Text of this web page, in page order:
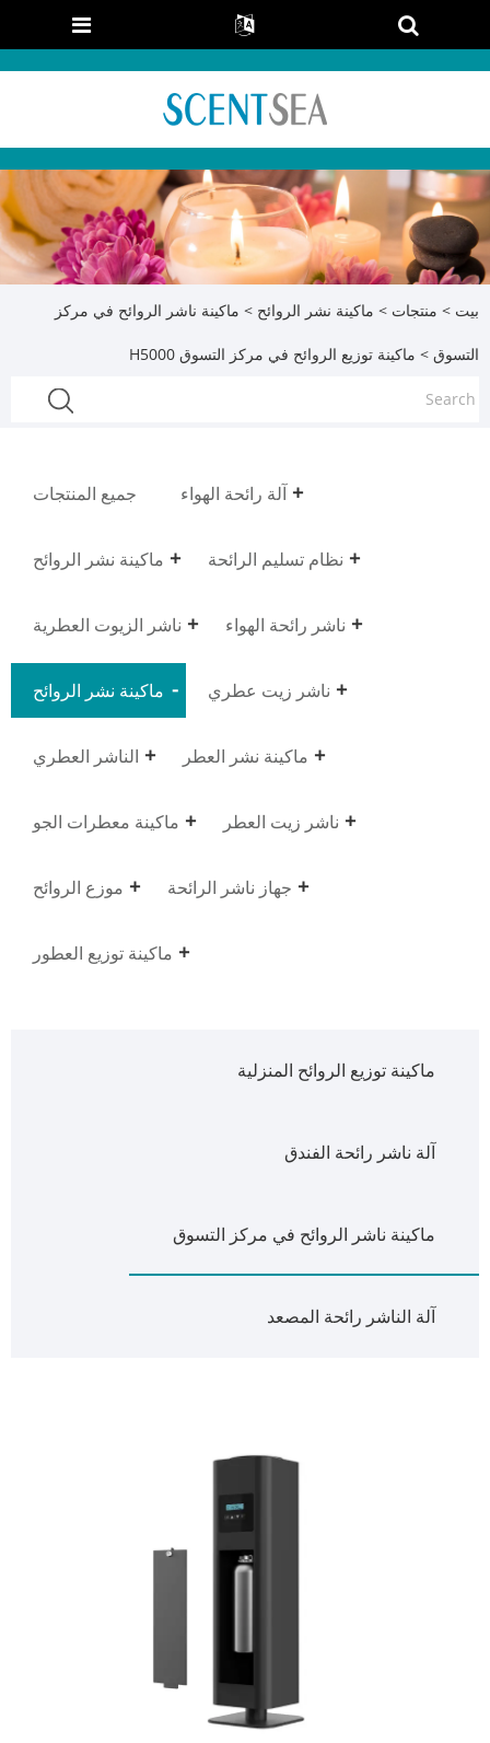
بيت > منتجات > ماكينة نشر الروائح > ماكينة ناشر الروائح في مركز
التسوق > ماكينة توزيع الروائح في مركز التسوق H5000
جميع المنتجات آلة رائحة الهواء
ماكينة نشر الروائح نظام تسليم الرائحة
ناشر الزيوت العطرية ناشر رائحة الهواء
ماكينة نشر الروائح ناشر زيت عطري
الناشر العطري ماكينة نشر العطر
ماكينة معطرات الجو ناشر زيت العطر
موزع الروائح جهاز ناشر الرائحة
ماكينة توزيع العطور
ماكينة توزيع الروائح المنزلية
آلة ناشر رائحة الفندق
ماكينة ناشر الروائح في مركز التسوق
آلة الناشر رائحة المصعد